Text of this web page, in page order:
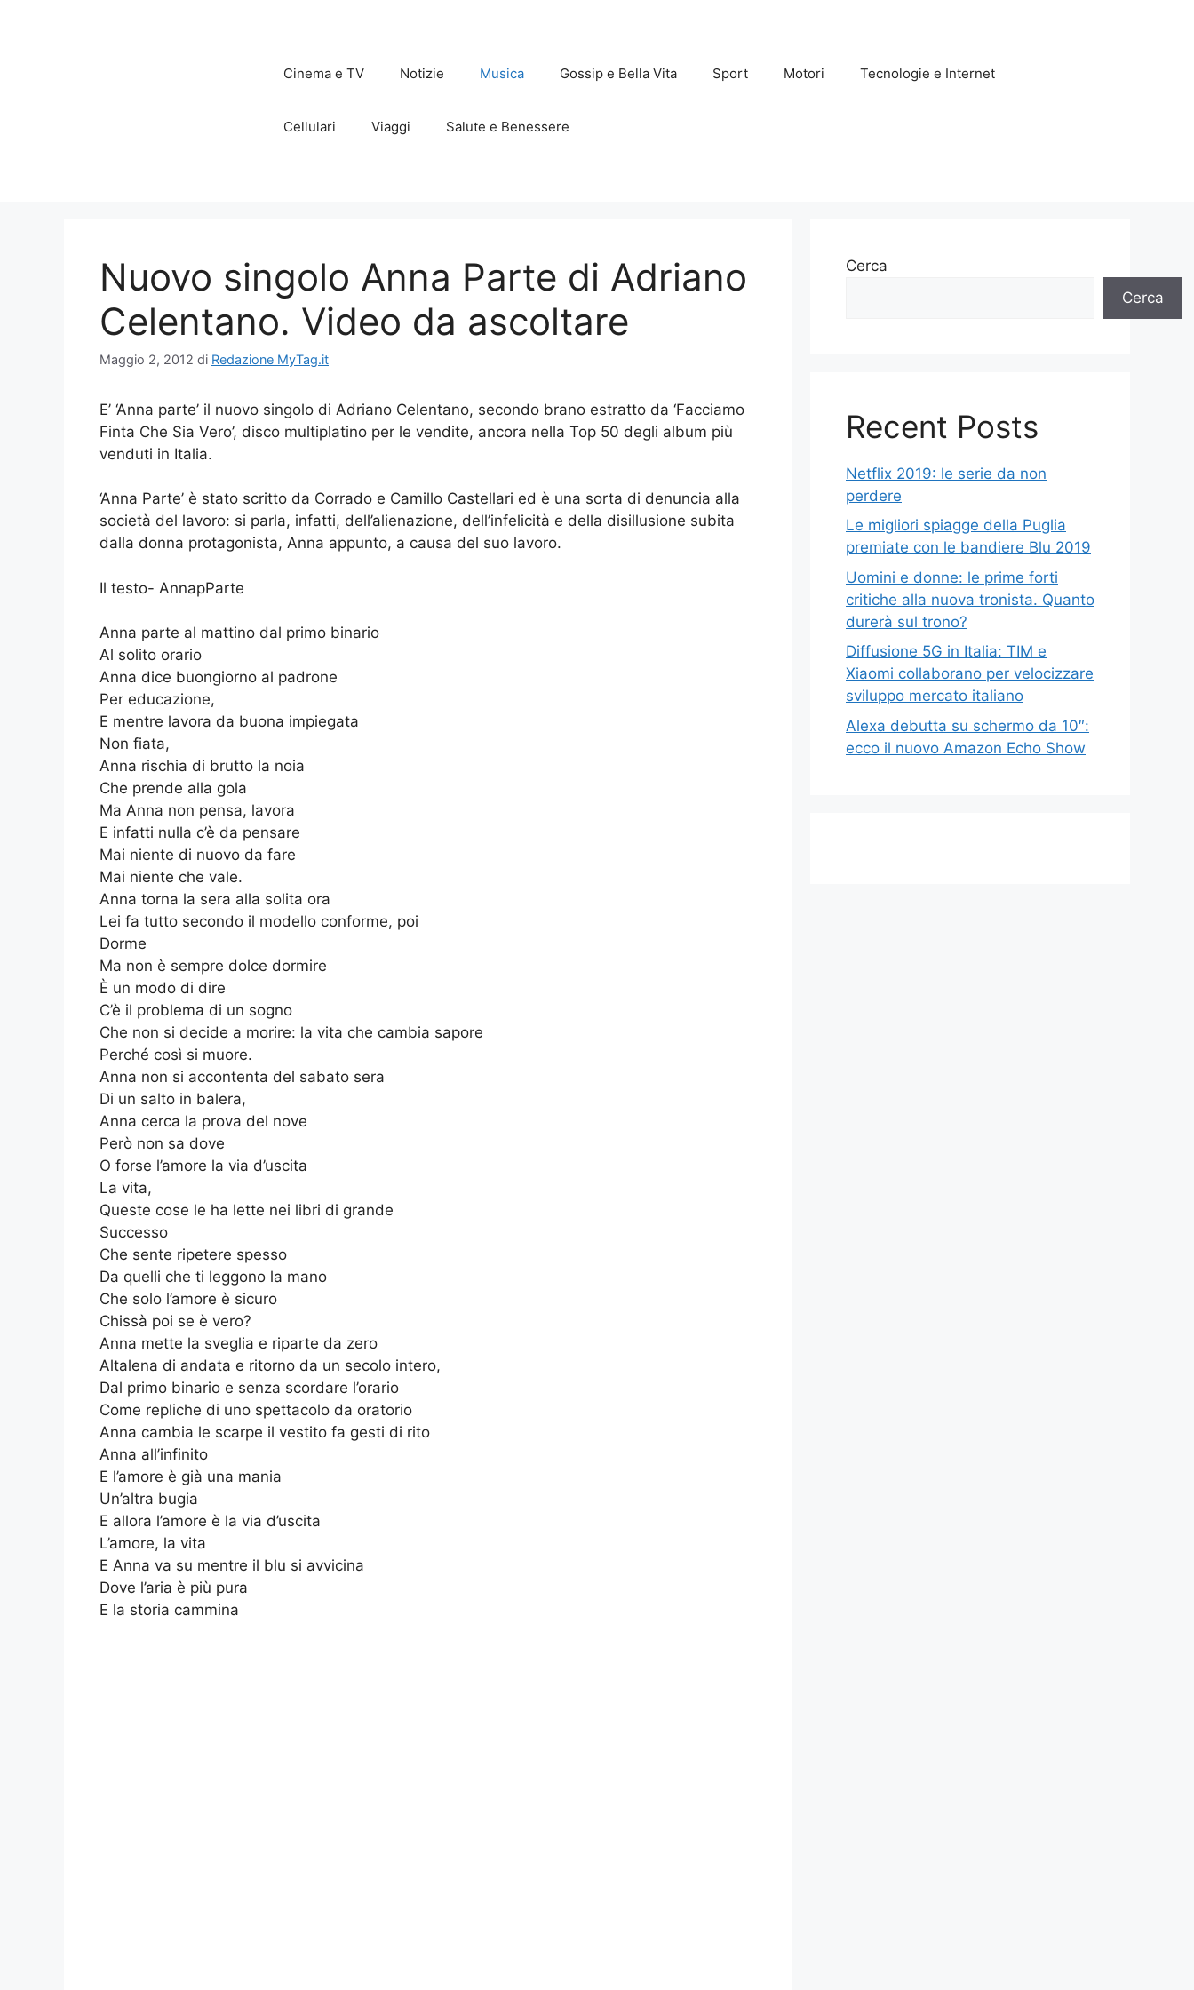
Cinema e TV Notizie Musica Gossip e Bella Vita Sport Motori Tecnologie e Internet
Cellulari Viaggi Salute e Benessere
Nuovo singolo Anna Parte di Adriano
Celentano. Video da ascoltare
Maggio 2, 2012 di Redazione MyTag.it
E’ ‘Anna parte’ il nuovo singolo di Adriano Celentano, secondo brano estratto da ‘Facciamo
Finta Che Sia Vero’, disco multiplatino per le vendite, ancora nella Top 50 degli album più
venduti in Italia.
‘Anna Parte’ è stato scritto da Corrado e Camillo Castellari ed è una sorta di denuncia alla
società del lavoro: si parla, infatti, dell’alienazione, dell’infelicità e della disillusione subita
dalla donna protagonista, Anna appunto, a causa del suo lavoro.
Il testo- AnnapParte
Anna parte al mattino dal primo binario
Al solito orario
Anna dice buongiorno al padrone
Per educazione,
E mentre lavora da buona impiegata
Non fiata,
Anna rischia di brutto la noia
Che prende alla gola
Ma Anna non pensa, lavora
E infatti nulla c’è da pensare
Mai niente di nuovo da fare
Mai niente che vale.
Anna torna la sera alla solita ora
Lei fa tutto secondo il modello conforme, poi
Dorme
Ma non è sempre dolce dormire
È un modo di dire
C’è il problema di un sogno
Che non si decide a morire: la vita che cambia sapore
Perché così si muore.
Anna non si accontenta del sabato sera
Di un salto in balera,
Anna cerca la prova del nove
Però non sa dove
O forse l’amore la via d’uscita
La vita,
Queste cose le ha lette nei libri di grande
Successo
Che sente ripetere spesso
Da quelli che ti leggono la mano
Che solo l’amore è sicuro
Chissà poi se è vero?
Anna mette la sveglia e riparte da zero
Altalena di andata e ritorno da un secolo intero,
Dal primo binario e senza scordare l’orario
Come repliche di uno spettacolo da oratorio
Anna cambia le scarpe il vestito fa gesti di rito
Anna all’infinito
E l’amore è già una mania
Un’altra bugia
E allora l’amore è la via d’uscita
L’amore, la vita
E Anna va su mentre il blu si avvicina
Dove l’aria è più pura
E la storia cammina
Cerca
Cerca
Recent Posts
Netflix 2019: le serie da non
perdere
Le migliori spiagge della Puglia
premiate con le bandiere Blu 2019
Uomini e donne: le prime forti
critiche alla nuova tronista. Quanto
durerà sul trono?
Diffusione 5G in Italia: TIM e
Xiaomi collaborano per velocizzare
sviluppo mercato italiano
Alexa debutta su schermo da 10″:
ecco il nuovo Amazon Echo Show